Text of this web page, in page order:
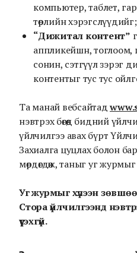
компьютер, таблет,
төрлийн хэрэгслүүдийг;
“Дижитал контент”
аппликейшн, тоглоом,
сонин, сэтгүүл зэрэг
контентыг тус тус
Та манай вебсайтад
нэвтрэх бөгөөд бидний
үйлчилгээ авах бүрт
Захиалга цуцлах болон
мөрдөгдөж, таныг уг журмыг
Уг журмыг хүлээн
Стора үйлчилгээнд
үүсэхгүй.